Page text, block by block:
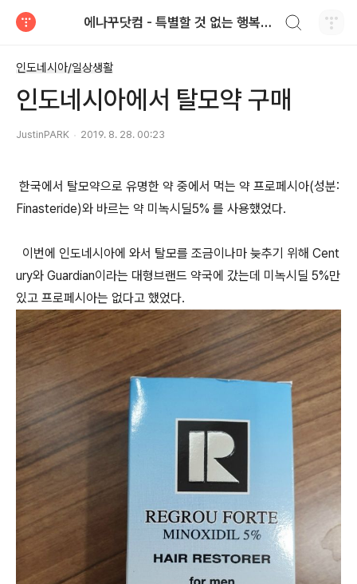
에나꾸닷컴 - 특별할 것 없는 행복한 일상
인도네시아/일상생활
인도네시아에서 탈모약 구매
JustinPARK 2019. 8. 28. 00:23
한국에서 탈모약으로 유명한 약 중에서 먹는 약 프로페시아(성분:
Finasteride)와 바르는 약 미녹시딜5% 를 사용했었다.
이번에 인도네시아에 와서 탈모를 조금이나마 늦추기 위해 Cent
ury와 Guardian이라는 대형브랜드 약국에 갔는데 미녹시딜 5%만
있고 프로페시아는 없다고 했었다.